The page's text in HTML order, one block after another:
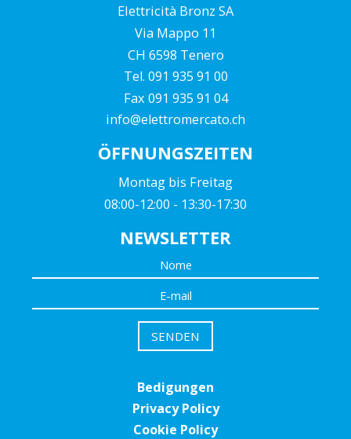
Elettricità Bronz SA
Via Mappo 11
CH 6598 Tenero
Tel. 091 935 91 00
Fax 091 935 91 04
info@elettromercato.ch
ÖFFNUNGSZEITEN
Montag bis Freitag
08:00-12:00 - 13:30-17:30
NEWSLETTER
Bedigungen
Privacy Policy
Cookie Policy